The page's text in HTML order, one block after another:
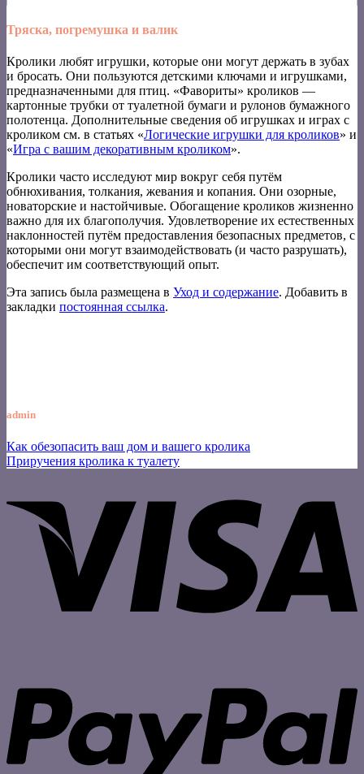
Тряска, погремушка и валик
Кролики любят игрушки, которые они могут держать в зубах
и бросать. Они пользуются детскими ключами и игрушками,
предназначенными для птиц. «Фавориты» кроликов —
картонные трубки от туалетной бумаги и рулонов бумажного
полотенца. Дополнительные сведения об игрушках и играх с
кроликом см. в статьях «Логические игрушки для кроликов» и
«Игра с вашим декоративным кроликом».
Кролики часто исследуют мир вокруг себя путём
обнюхивания, толкания, жевания и копания. Они озорные,
новаторские и настойчивые. Обогащение кроликов жизненно
важно для их благополучия. Удовлетворение их естественных
наклонностей путём предоставления безопасных предметов, с
которыми они могут взаимодействовать (и часто разрушать),
обеспечит им соответствующий опыт.
Эта запись была размещена в Уход и содержание. Добавить в
закладки постоянная ссылка.
admin
Как обезопасить ваш дом и вашего кролика
Приручения кролика к туалету